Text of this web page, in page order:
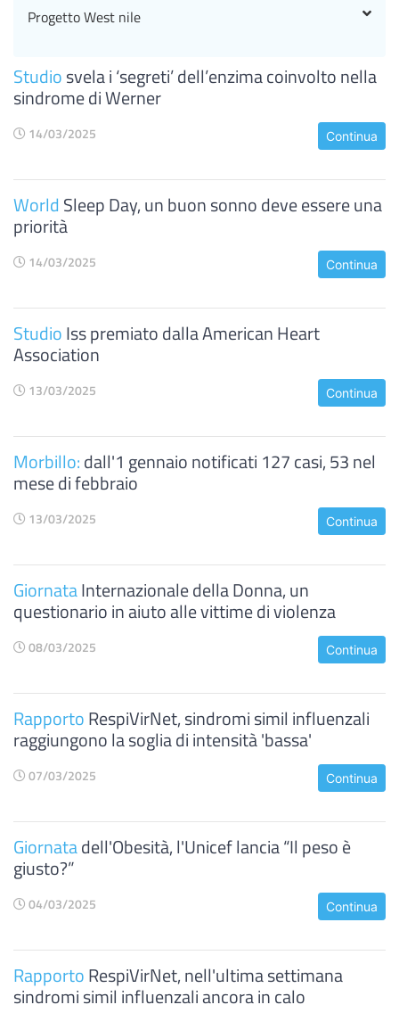
Studiosvela i ‘segreti’ dell’enzima coinvolto nella
sindrome di Werner
14/03/2025 Continua
WorldSleep Day, un buon sonno deve essere una
priorità
14/03/2025 Continua
StudioIss premiato dalla American Heart
Association
13/03/2025 Continua
Morbillo:dall'1 gennaio notificati 127 casi, 53 nel
mese di febbraio
13/03/2025 Continua
GiornataInternazionale della Donna, un
questionario in aiuto alle vittime di violenza
08/03/2025 Continua
RapportoRespiVirNet, sindromi simil influenzali
raggiungono la soglia di intensità 'bassa'
07/03/2025 Continua
Giornatadell'Obesità, l'Unicef lancia “Il peso è
giusto?”
04/03/2025 Continua
RapportoRespiVirNet, nell'ultima settimana
sindromi simil influenzali ancora in calo
Progetto West nile